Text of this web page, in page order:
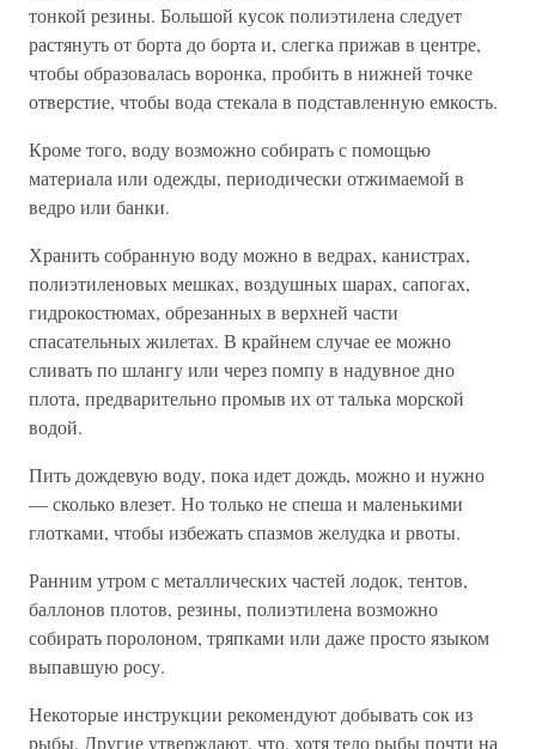
тонкой резины. Большой кусок полиэтилена следует
растянуть от борта до борта и, слегка прижав в центре,
чтобы образовалась воронка, пробить в нижней точке
отверстие, чтобы вода стекала в подставленную емкость.
Кроме того, воду возможно собирать с помощью
материала или одежды, периодически отжимаемой в
ведро или банки.
Хранить собранную воду можно в ведрах, канистрах,
полиэтиленовых мешках, воздушных шарах, сапогах,
гидрокостюмах, обрезанных в верхней части
спасательных жилетах. В крайнем случае ее можно
сливать по шлангу или через помпу в надувное дно
плота, предварительно промыв их от талька морской
водой.
Пить дождевую воду, пока идет дождь, можно и нужно
— сколько влезет. Но только не спеша и маленькими
глотками, чтобы избежать спазмов желудка и рвоты.
Ранним утром с металлических частей лодок, тентов,
баллонов плотов, резины, полиэтилена возможно
собирать поролоном, тряпками или даже просто языком
выпавшую росу.
Некоторые инструкции рекомендуют добывать сок из
рыбы. Другие утверждают, что, хотя тело рыбы почти на